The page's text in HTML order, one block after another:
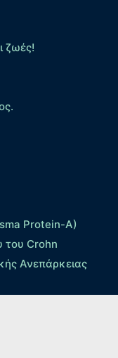
ζωές!
Protein-A)
του Crohn
Ανεπάρκειας